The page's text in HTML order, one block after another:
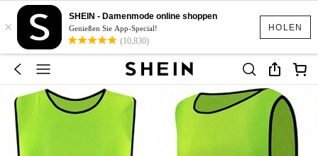
HOLEN
×
SHEIN - Damenmode online shoppen
Genießen Sie App-Special!
(10,830)